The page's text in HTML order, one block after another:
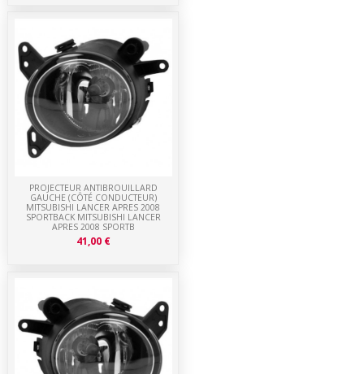
PROJECTEUR ANTIBROUILLARD
GAUCHE (CÔTÉ CONDUCTEUR)
MITSUBISHI LANCER APRES 2008
SPORTBACK MITSUBISHI LANCER
APRES 2008 SPORTB
41,00 €